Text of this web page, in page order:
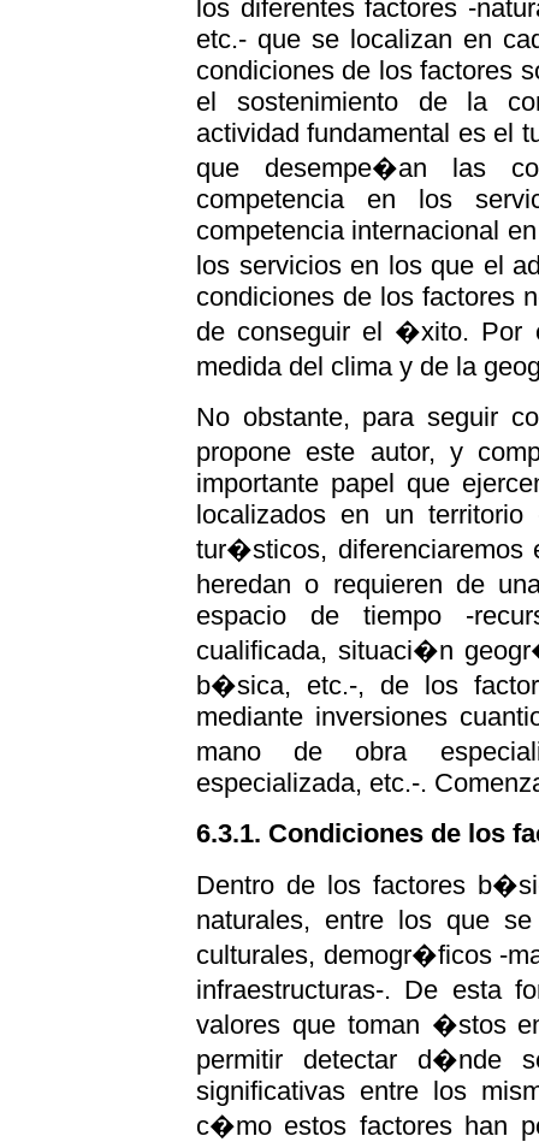
los diferentes factores -
etc.- que se localizan en
condiciones de los factores
el sostenimiento de la
actividad fundamental es el
que desempe�an las
competencia en los
competencia internacional
los servicios en los que el
condiciones de los factores
de conseguir el �xito. Por
medida del clima y de la
No obstante, para seguir
propone este autor, y
importante papel que
localizados en un
tur�sticos,
heredan o requieren de
espacio de tiempo -
cualificada, situaci�n
b�sica, etc.-, de los
mediante inversiones
mano de obra
especializada, etc.-.
6.3.1. Condiciones de los
Dentro de los factores
naturales, entre los que
culturales, demogr�ficos -
infraestructuras-. De esta
valores que toman �stos
permitir detectar d�nde
significativas entre los
c�mo estos factores han